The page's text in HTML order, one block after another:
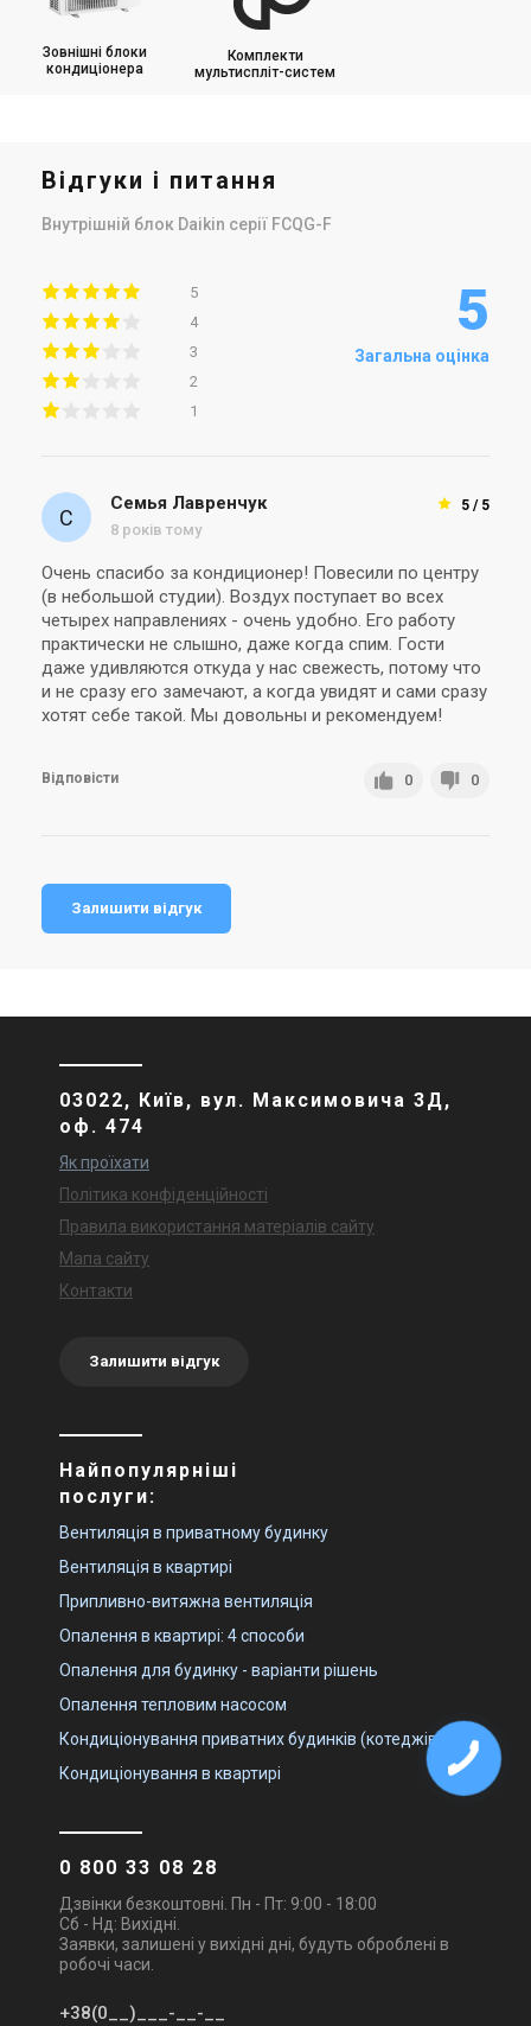
Зовнішні блоки
кондиціонера
Комплекти
мультиспліт-систем
Відгуки і питання
Внутрішній блок Daikin серії FCQG-F
5
4
3
2
1
5
Загальна оцінка
5 / 5
Семья Лавренчук
8 років тому
Очень спасибо за кондиционер! Повесили по центру
(в небольшой студии). Воздух поступает во всех
четырех направлениях - очень удобно. Его работу
практически не слышно, даже когда спим. Гости
даже удивляются откуда у нас свежесть, потому что
и не сразу его замечают, а когда увидят и сами сразу
хотят себе такой. Мы довольны и рекомендуем!
Відповісти 0 0
Залишити відгук
03022, Київ, вул. Максимовича 3Д,
оф. 474
Як проїхати
Політика конфіденційності
Правила використання матеріалів сайту
Мапа сайту
Контакти
Залишити відгук
Найпопулярніші
послуги:
Вентиляція в приватному будинку
Вентиляція в квартирі
Припливно-витяжна вентиляція
Опалення в квартирі: 4 способи
Опалення для будинку - варіанти рішень
Опалення тепловим насосом
Кондиціонування приватних будинків (котеджів)
Кондиціонування в квартирі
0 800 33 08 28
Дзвінки безкоштовні. Пн - Пт: 9:00 - 18:00
Сб - Нд: Вихідні.
Заявки, залишені у вихідні дні, будуть оброблені в
робочі часи.